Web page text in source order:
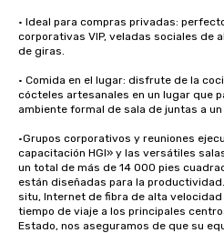
• Ideal para compras privadas:
corporativas VIP, veladas sociales de
de giras.
• Comida en el lugar: disfrute de la
cócteles artesanales en un lugar que
ambiente formal de sala de juntas a
•Grupos corporativos y reuniones
capacitación HGI» y las versátiles
un total de más de 14 000 pies
están diseñadas para la
situ, Internet de fibra de alta velocidad
tiempo de viaje a los principales
Estado, nos aseguramos de que su